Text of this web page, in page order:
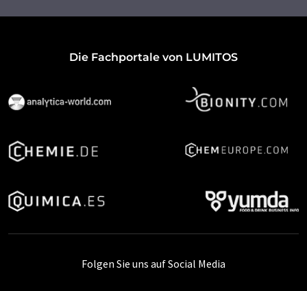
Die Fachportale von LUMITOS
Folgen Sie uns auf Social Media